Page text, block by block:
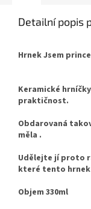
Detailní popis
Hrnek Jsem
Keramické
praktičnost.
Obdarovaná
měla .
Udělejte jí proto
které tento hrnek
Objem 330ml